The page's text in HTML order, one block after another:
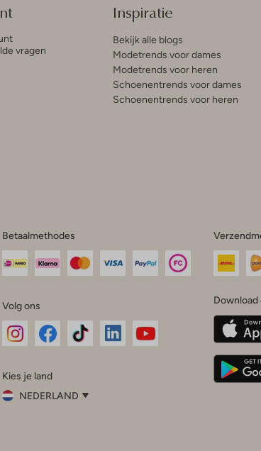
vragen
Inspiratie
Bekijk alle blogs
Modetrends voor dames
Modetrends voor heren
Schoenentrends voor dames
Schoenentrends voor heren
Betaalmethodes
Volg ons
InstagramFacebook
Kies je land
NEDERLAND
Download